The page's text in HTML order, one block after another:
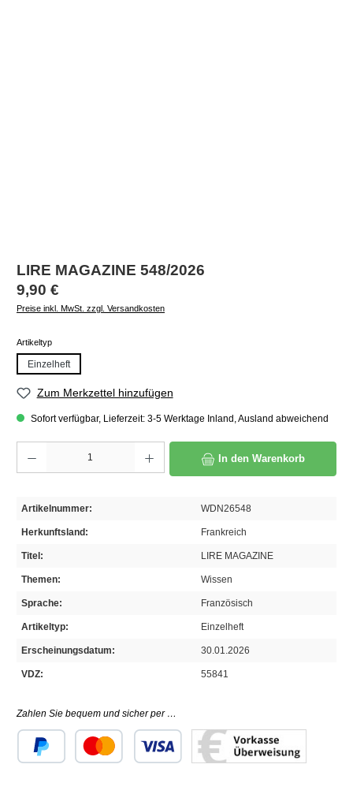
LIRE MAGAZINE 548/2026
Regulärer Preis:
9,90 €
Preise inkl. MwSt. zzgl. Versandkosten
Artikeltypauswählen
Einzelheft
Zum Merkzettel hinzufügen
Sofort verfügbar, Lieferzeit: 3-5 Werktage Inland, Ausland abweichend
In den Warenkorb
Artikelnummer: WDN26548
Herkunftsland: Frankreich
Titel: LIRE MAGAZINE
Themen: Wissen
Sprache: Französisch
Artikeltyp: Einzelheft
Erscheinungsdatum: 30.01.2026
VDZ: 55841
Zahlen Sie bequem und sicher per …